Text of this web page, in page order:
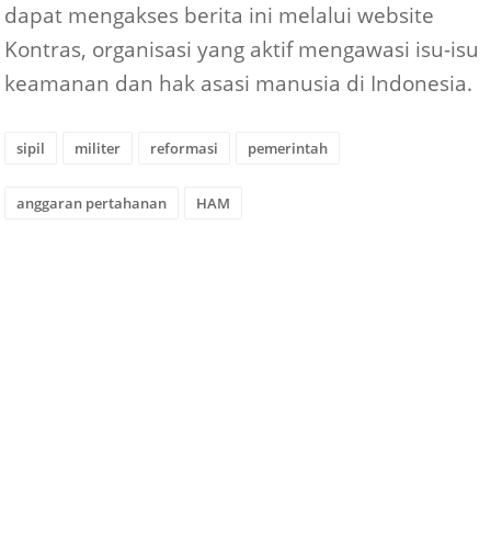
dapat mengakses berita ini melalui website
Kontras, organisasi yang aktif mengawasi isu-isu
keamanan dan hak asasi manusia di Indonesia.
sipil militer reformasi pemerintah
anggaran pertahanan HAM